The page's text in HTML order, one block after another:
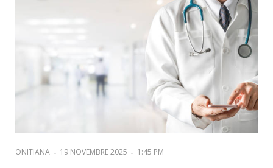
ONITIANA - 19 NOVEMBRE 2025 - 1:45 PM